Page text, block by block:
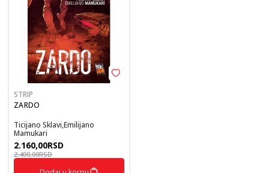
STRIP
ZARDO
Ticijano Sklavi,Emilijano
Mamukari
2.160,00RSD
2.400,00RSD